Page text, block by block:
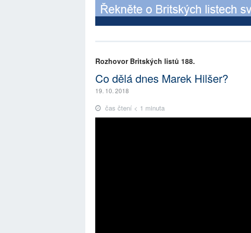
Rozhovor Britských listů 188.
Co dělá dnes Marek Hilšer?
19. 10. 2018
čas čtení < 1 minuta